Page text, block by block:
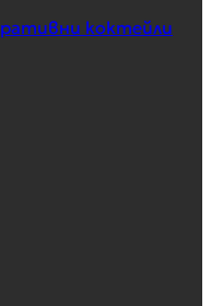
коктейли